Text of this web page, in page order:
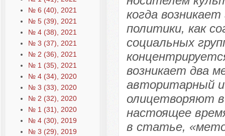
№ 6 (40), 2021
№ 5 (39), 2021
№ 4 (38), 2021
№ 3 (37), 2021
№ 2 (36), 2021
№ 1 (35), 2021
№ 4 (34), 2020
№ 3 (33), 2020
№ 2 (32), 2020
№ 1 (31), 2020
№ 4 (30), 2019
№ 3 (29), 2019
когда
политики, как
социальных
возникает два
авторитарный
олицетворяют
настоящее
в статье,